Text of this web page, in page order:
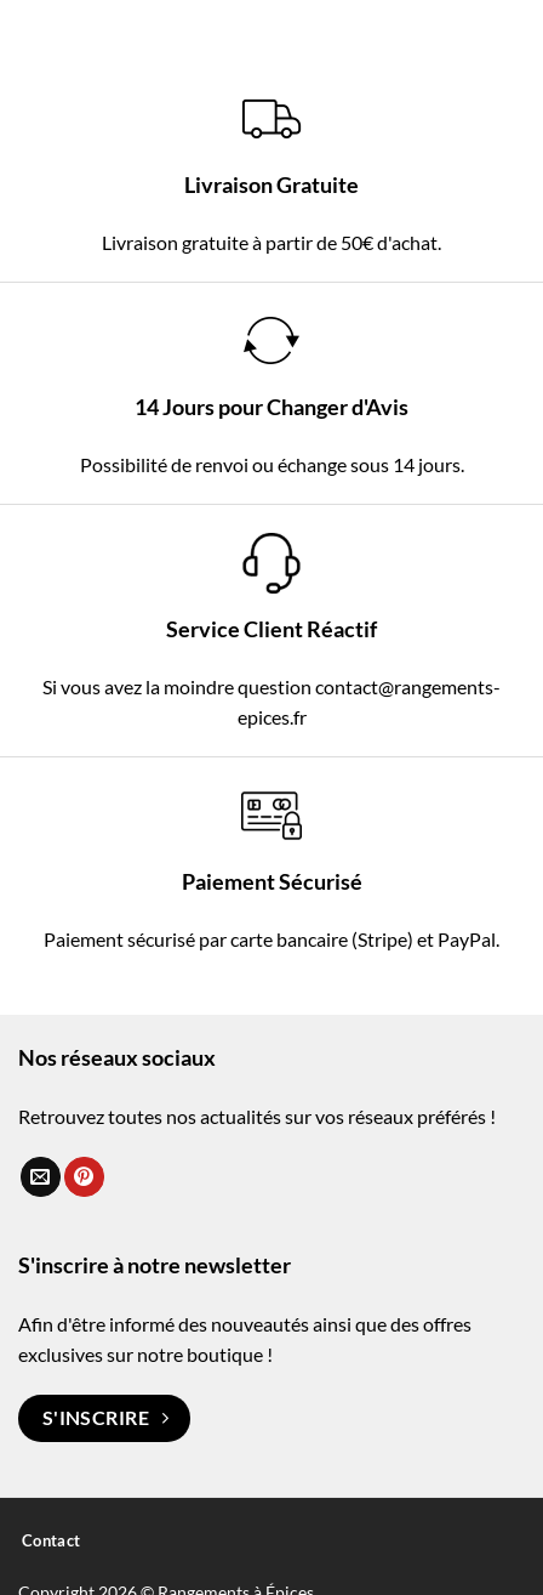
Livraison Gratuite
Livraison gratuite à partir de 50€ d'achat.
14 Jours pour Changer d'Avis
Possibilité de renvoi ou échange sous 14 jours.
Service Client Réactif
Si vous avez la moindre question contact@rangements-
epices.fr
Paiement Sécurisé
Paiement sécurisé par carte bancaire (Stripe) et PayPal.
Nos réseaux sociaux
Retrouvez toutes nos actualités sur vos réseaux préférés !
S'inscrire à notre newsletter
Afin d'être informé des nouveautés ainsi que des offres
exclusives sur notre boutique !
S'INSCRIRE
Contact